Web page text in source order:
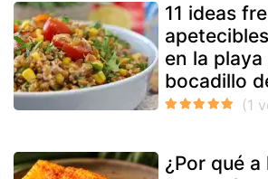
11 ideas
en la
bocadillo
¿Por qué